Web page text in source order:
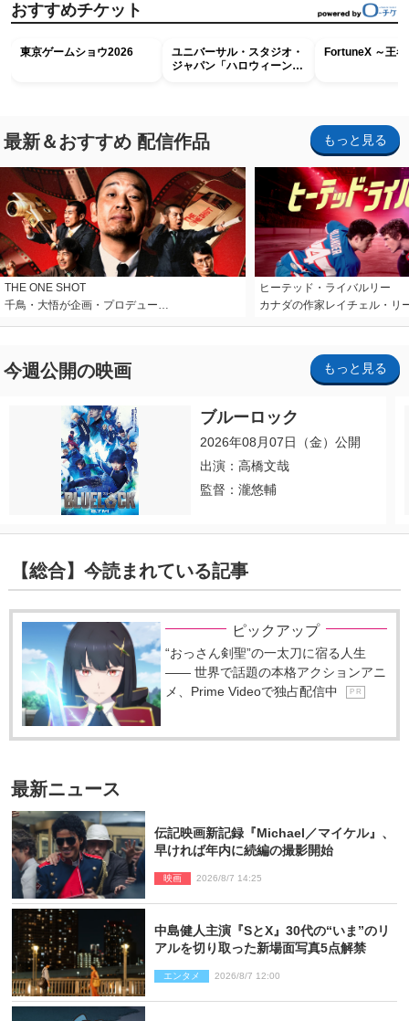
おすすめチケット
東京ゲームショウ2026
ユニバーサル・スタジオ・
ジャパン「ハロウィーン・
FortuneX ～王
最新＆おすすめ 配信作品 もっと見る
THE ONE SHOT
千鳥・大悟が企画・プロデュー…
ヒーテッド・ライバルリー
カナダの作家レイチェル・リ
今週公開の映画 もっと見る
ブルーロック
2026年08月07日（金）公開
出演：高橋文哉
監督：瀧悠輔
【総合】今読まれている記事
ピックアップ
“おっさん剣聖”の一太刀に宿る人生
―― 世界で話題の本格アクションアニ
メ、Prime Videoで独占配信中
P R
最新ニュース
伝記映画新記録『Michael／マイケル』、
早ければ年内に続編の撮影開始
映画 2026/8/7 14:25
中島健人主演『SとX』30代の“いま”のリ
アルを切り取った新場面写真5点解禁
エンタメ 2026/8/7 12:00